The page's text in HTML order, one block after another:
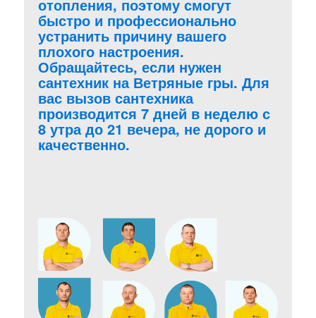
отопления, поэтому смогут
быстро и профессионально
устранить причину вашего
плохого настроения.
Обращайтесь, если нужен
сантехник на Ветряные гры. Для
вас вызов сантехника
производится 7 дней в неделю с
8 утра до 21 вечера, не дорого и
качественно.